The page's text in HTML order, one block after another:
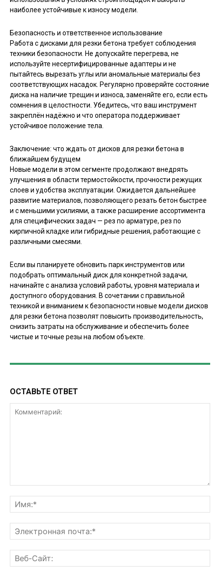
наиболее устойчивые к износу модели.
Безопасность и ответственное использование
Работа с дисками для резки бетона требует соблюдения
техники безопасности. Не допускайте перегрева, не
используйте несертифицированные адаптеры и не
пытайтесь вырезать углы или аномальные материалы без
соответствующих насадок. Регулярно проверяйте состояние
диска на наличие трещин и износа, заменяйте его, если есть
сомнения в целостности. Убедитесь, что ваш инструмент
закреплён надёжно и что оператора поддерживает
устойчивое положение тела.
Заключение: что ждать от дисков для резки бетона в
ближайшем будущем
Новые модели в этом сегменте продолжают внедрять
улучшения в области термостойкости, прочности режущих
слоев и удобства эксплуатации. Ожидается дальнейшее
развитие материалов, позволяющего резать бетон быстрее
и с меньшими усилиями, а также расширение ассортимента
для специфических задач — рез по арматуре, рез по
кирпичной кладке или гибридные решения, работающие с
различными смесями.
Если вы планируете обновить парк инструментов или
подобрать оптимальный диск для конкретной задачи,
начинайте с анализа условий работы, уровня материала и
доступного оборудования. В сочетании с правильной
техникой и вниманием к безопасности новые модели дисков
для резки бетона позволят повысить производительность,
снизить затраты на обслуживание и обеспечить более
чистые и точные резы на любом объекте.
ОСТАВЬТЕ ОТВЕТ